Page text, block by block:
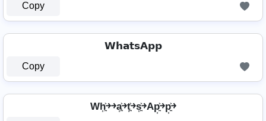
Copy
𝗪𝗵𝗮𝘁𝘀𝗔𝗽𝗽
Copy
Wh͎͍͐￫￫a͎͍͐￫t͎͍͐￫s͎͍͐￫Ap͎͍͐￫p͎͍͐￫